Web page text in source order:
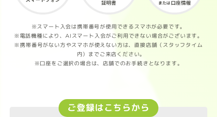
※スマート入会は携帯番号が使用できるスマホが必要です。
※電話機種により、AIスマート入会がご利用できない場合がございます。
※携帯番号がない方やスマホが使えない方は、直接店舗（スタッフタイム
内）までご来店ください。
※口座をご選択の場合は、店舗でのお手続きとなります。
ご登録はこちらから